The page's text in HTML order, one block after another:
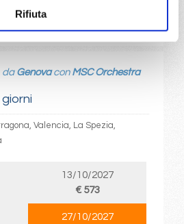
Rifiuta
DETTAGLI
da Genovacon MSC Orchestra
Valencia, La Spezia,
13/10/2027
€ 573
27/10/2027